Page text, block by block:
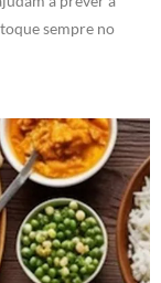
sempre no